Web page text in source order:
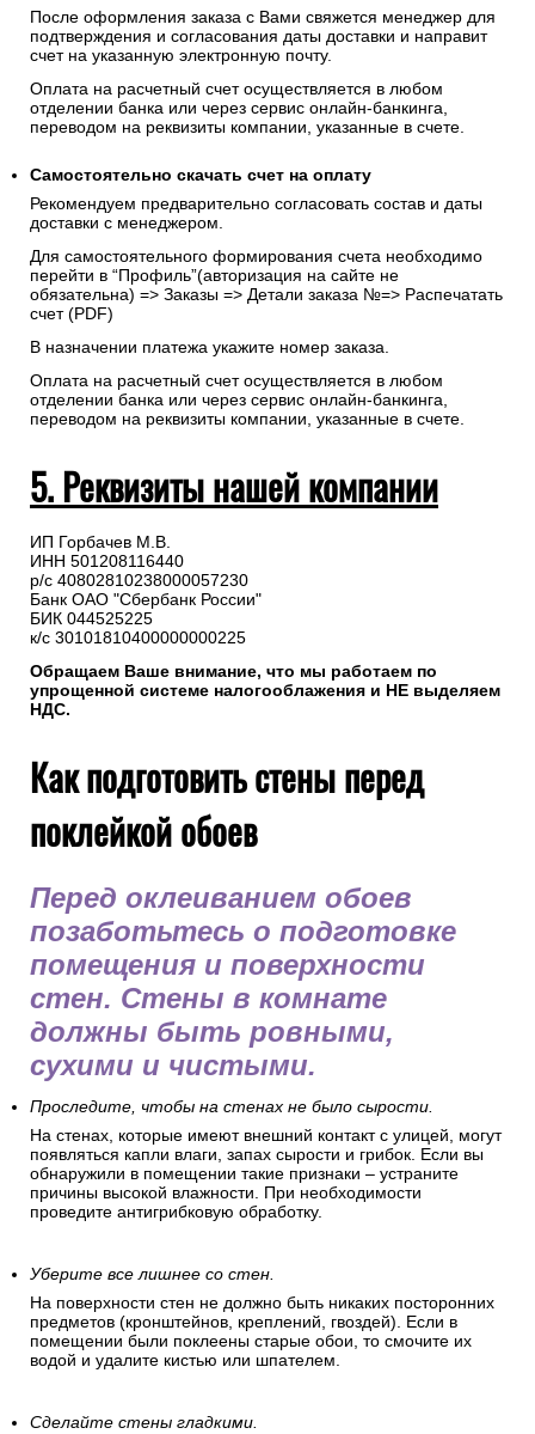
После оформления заказа с Вами свяжется менеджер для
подтверждения и согласования даты доставки и направит
счет на указанную электронную почту.
Оплата на расчетный счет осуществляется в любом
отделении банка или через сервис онлайн-банкинга,
переводом на реквизиты компании, указанные в счете.
Самостоятельно скачать счет на оплату
Рекомендуем предварительно согласовать состав и даты
доставки с менеджером.
Для самостоятельного формирования счета необходимо
перейти в “Профиль”(авторизация на сайте не
обязательна) => Заказы => Детали заказа №=> Распечатать
счет (PDF)
В назначении платежа укажите номер заказа.
Оплата на расчетный счет осуществляется в любом
отделении банка или через сервис онлайн-банкинга,
переводом на реквизиты компании, указанные в счете.
5. Реквизиты нашей компании
ИП Горбачев М.В.
ИНН 501208116440
р/с 40802810238000057230
Банк ОАО "Сбербанк России"
БИК 044525225
к/с 30101810400000000225
Обращаем Ваше внимание, что мы работаем по
упрощенной системе налогооблажения и НЕ выделяем
НДС.
Как подготовить стены перед
поклейкой обоев
Перед оклеиванием обоев
позаботьтесь о подготовке
помещения и поверхности
стен. Стены в комнате
должны быть ровными,
сухими и чистыми.
Проследите, чтобы на стенах не было сырости.
На стенах, которые имеют внешний контакт с улицей, могут
появляться капли влаги, запах сырости и грибок. Если вы
обнаружили в помещении такие признаки – устраните
причины высокой влажности. При необходимости
проведите антигрибковую обработку.
Уберите все лишнее со стен.
На поверхности стен не должно быть никаких посторонних
предметов (кронштейнов, креплений, гвоздей). Если в
помещении были поклеены старые обои, то смочите их
водой и удалите кистью или шпателем.
Сделайте стены гладкими.